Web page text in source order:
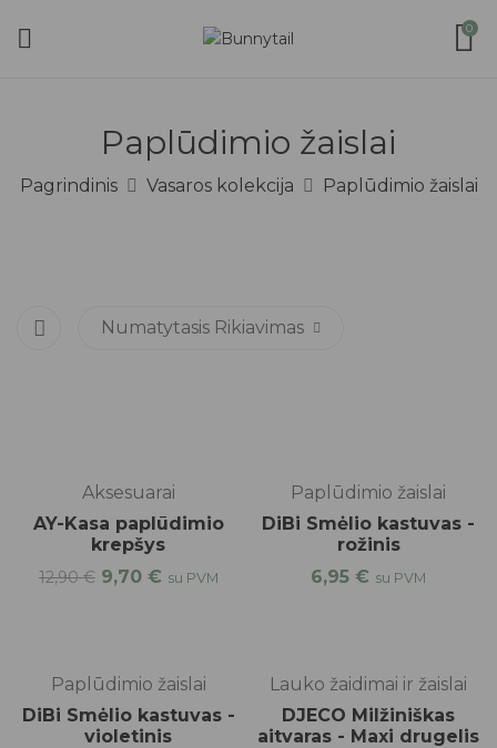
0
Paplūdimio žaislai
Pagrindinis Vasaros kolekcija Paplūdimio žaislai
Numatytasis Rikiavimas
Aksesuarai
AY-Kasa paplūdimio
krepšys
12,90€ 9,70 € su PVM
Paplūdimio žaislai
DiBi Smėlio kastuvas -
rožinis
6,95€ su PVM
Paplūdimio žaislai
DiBi Smėlio kastuvas -
violetinis
Lauko žaidimai ir žaislai
DJECO Milžiniškas
aitvaras - Maxi drugelis